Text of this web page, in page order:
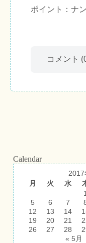
ポイント：ナ
コメント
Calendar
2017
月
火 水
1
5
6 7
12
13 14
19
20 21
26
27 28
« 5月